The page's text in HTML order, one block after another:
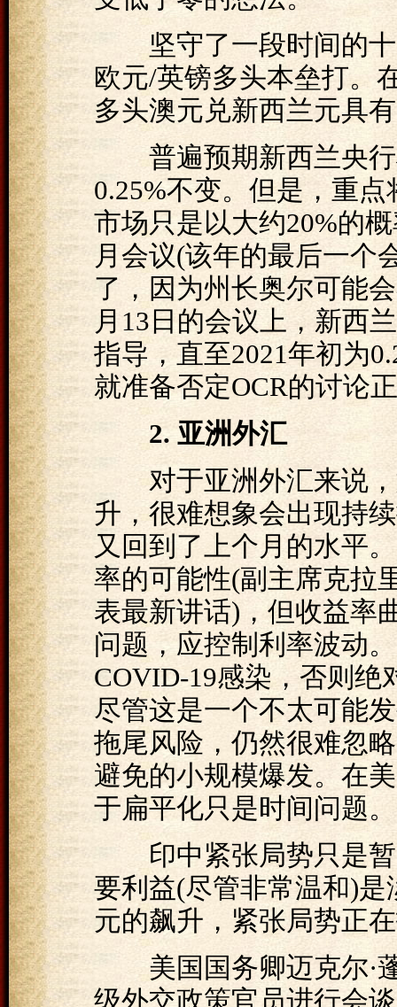
坚守了一段时间的十
欧元/英镑多头本垒打。
多头澳元兑新西兰元具
普遍预期新西兰央行
0.25%不变。但是，重
市场只是以大约20%的
月会议(该年的最后一个
了，因为州长奥尔可能
月13日的会议上，新西
指导，直至2021年初为
就准备否定OCR的讨论
2. 亚洲外汇
对于亚洲外汇来说，
升，很难想象会出现持
又回到了上个月的水平
率的可能性(副主席克拉
表最新讲话)，但收益率
问题，应控制利率波动
COVID-19感染，否则绝
尽管这是一个不太可能
拖尾风险，仍然很难忽
避免的小规模爆发。在
于扁平化只是时间问题。
印中紧张局势只是暂
要利益(尽管非常温和)
元的飙升，紧张局势正
美国国务卿迈克尔·蓬
级外交政策官员进行会